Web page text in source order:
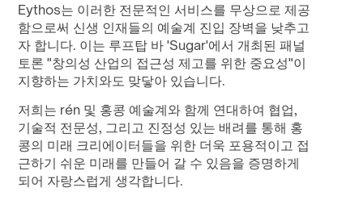
Eythos는 이러한 전문적인 서비스를 무상으로 제공
함으로써 신생 인재들의 예술계 진입 장벽을 낮추고
자 합니다. 이는 루프탑 바 'Sugar'에서 개최된 패널
토론 "창의성 산업의 접근성 제고를 위한 중요성"이
지향하는 가치와도 맞닿아 있습니다.
저희는 rén 및 홍콩 예술계와 함께 연대하여 협업,
기술적 전문성, 그리고 진정성 있는 배려를 통해 홍
콩의 미래 크리에이터들을 위한 더욱 포용적이고 접
근하기 쉬운 미래를 만들어 갈 수 있음을 증명하게
되어 자랑스럽게 생각합니다.